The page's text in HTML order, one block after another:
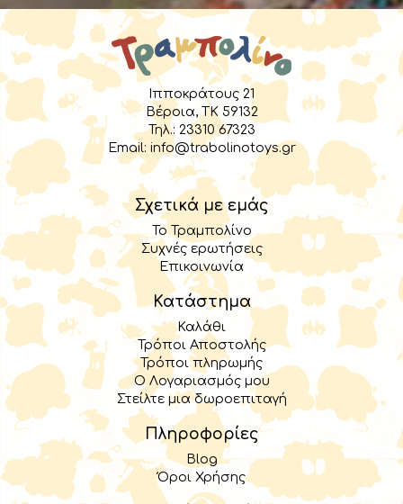
Ιπποκράτους 21
Βέροια, TK 59132
Τηλ.: 23310 67323
Email: info@trabolinotoys.gr
Σχετικά με εμάς
Το Τραμπολίνο
Συχνές ερωτήσεις
Επικοινωνία
Κατάστημα
Καλάθι
Τρόποι Αποστολής
Τρόποι πληρωμής
Ο Λογαριασμός μου
Στείλτε μια δωροεπιταγή
Πληροφορίες
Blog
Όροι Χρήσης